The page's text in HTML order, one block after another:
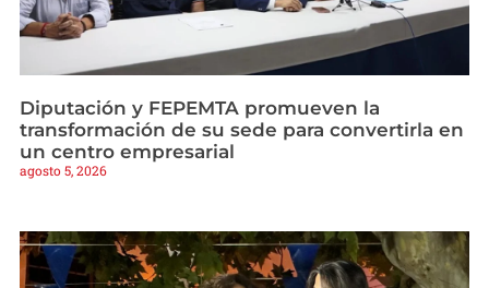
Diputación y FEPEMTA promueven la
transformación de su sede para convertirla en
un centro empresarial
agosto 5, 2026